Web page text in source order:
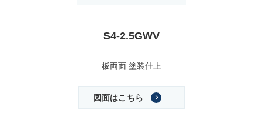
S4-2.5GWV
板両面 塗装仕上
図面はこちら